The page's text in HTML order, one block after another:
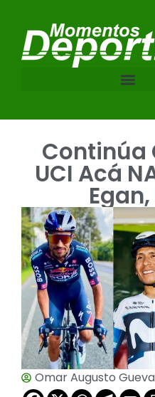
Continúa
UCI Acá
Omar Augusto